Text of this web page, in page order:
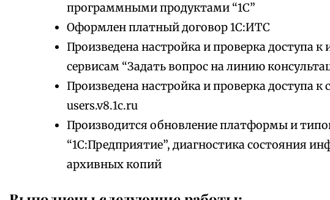
программными продуктами “1С”
Оформлен платный договор 1С:ИТС
Произведена настройка и проверка доступа
сервисам “Задать вопрос на линию
Произведена настройка и проверка доступа
users.v8.1c.ru
Производится обновление платформы и
“1С:Предприятие”, диагностика состояния
архивных копий